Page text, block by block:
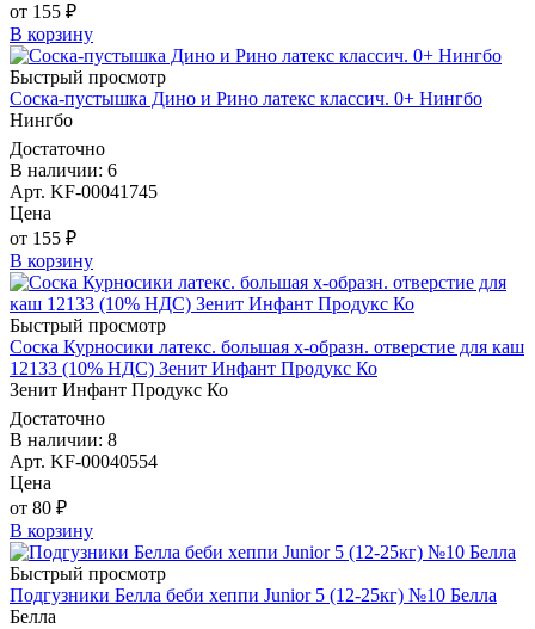
от 155 ₽
В корзину
Быстрый просмотр
Соска-пустышка Дино и Рино латекс классич. 0+ Нингбо
Нингбо
Достаточно
В наличии: 6
Арт. KF-00041745
Цена
от 155 ₽
В корзину
Быстрый просмотр
Соска Курносики латекс. большая х-образн. отверстие для каш
12133 (10% НДС) Зенит Инфант Продукс Ко
Зенит Инфант Продукс Ко
Достаточно
В наличии: 8
Арт. KF-00040554
Цена
от 80 ₽
В корзину
Быстрый просмотр
Подгузники Белла беби хеппи Junior 5 (12-25кг) №10 Белла
Белла